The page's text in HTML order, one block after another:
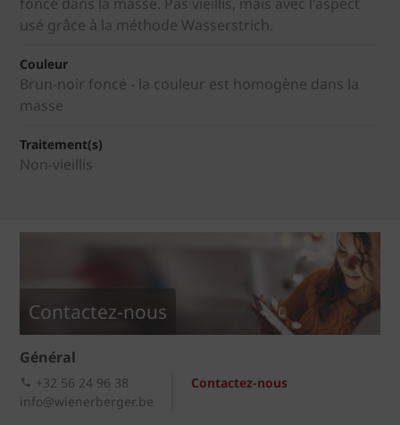
usé grâce à la méthode Wasserstrich.
Couleur
Brun-noir foncé - la couleur est homogène dans la
masse
Traitement(s)
Non-vieillis
Contactez-nous
Général
Contactez-nous
+32 56 24 96 38
info@wienerberger.be